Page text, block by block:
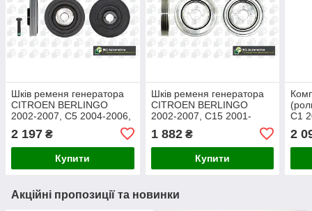
Шків ременя генератора
CITROEN BERLINGO
2002-2007, C5 2004-2006,
DISPATCH/JUMPY 2004-
2007, RELAY/JUMPER
2006-2012,
2 197 ₴
Купити
Шків ременя генератора
CITROEN BERLINGO
2002-2007, C15 2001-
2006, DISPATCH/JUMPY
2004-2007, XSARA 2000-
2001, FIAT SCUDO 2004-
1 882₴
Купити
C1
2
Акційні пропозиції та новинки